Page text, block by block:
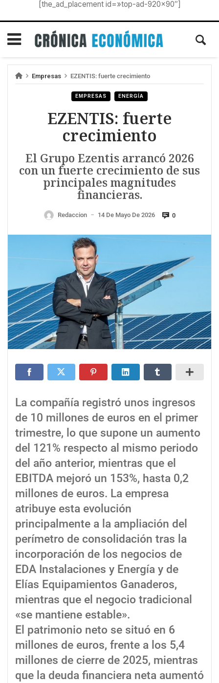
[the_ad_placement id=»top-ad-920×90″]
Empresas EZENTIS: fuerte crecimiento
EMPRESAS ENERGÍA
EZENTIS: fuerte
crecimiento
El Grupo Ezentis arrancó 2026
con un fuerte crecimiento de sus
principales magnitudes
financieras.
Redaccion — 14 De Mayo De 2026 0
La compañía registró unos ingresos
de 10 millones de euros en el primer
trimestre, lo que supone un aumento
del 121% respecto al mismo periodo
del año anterior, mientras que el
EBITDA mejoró un 153%, hasta 0,2
millones de euros. La empresa
atribuye esta evolución
principalmente a la ampliación del
perímetro de consolidación tras la
incorporación de los negocios de
EDA Instalaciones y Energía y de
Elías Equipamientos Ganaderos,
mientras que el negocio tradicional
«se mantiene estable».
El patrimonio neto se situó en 6
millones de euros, frente a los 5,4
millones de cierre de 2025, mientras
que la deuda financiera neta aumentó